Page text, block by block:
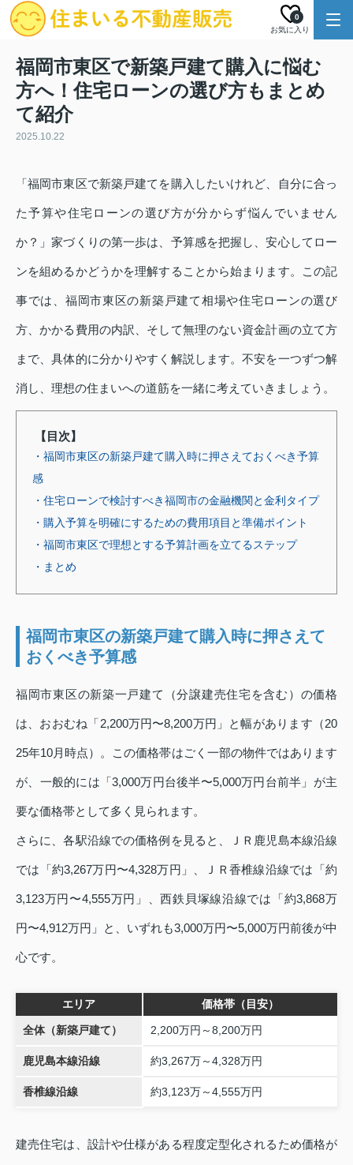
お気に入り
0
福岡市東区で新築戸建て購入に悩む
方へ！住宅ローンの選び方もまとめ
て紹介
2025.10.22
「福岡市東区で新築戸建てを購入したいけれど、自分に合っ
た予算や住宅ローンの選び方が分からず悩んでいません
か？」家づくりの第一歩は、予算感を把握し、安心してロー
ンを組めるかどうかを理解することから始まります。この記
事では、福岡市東区の新築戸建て相場や住宅ローンの選び
方、かかる費用の内訳、そして無理のない資金計画の立て方
まで、具体的に分かりやすく解説します。不安を一つずつ解
消し、理想の住まいへの道筋を一緒に考えていきましょう。
【目次】
・福岡市東区の新築戸建て購入時に押さえておくべき予算
感
・住宅ローンで検討すべき福岡市の金融機関と金利タイプ
・購入予算を明確にするための費用項目と準備ポイント
・福岡市東区で理想とする予算計画を立てるステップ
・まとめ
福岡市東区の新築戸建て購入時に押さえて
おくべき予算感
福岡市東区の新築一戸建て（分譲建売住宅を含む）の価格
は、おおむね「2,200万円〜8,200万円」と幅があります（20
25年10月時点）。この価格帯はごく一部の物件ではあります
が、一般的には「3,000万円台後半〜5,000万円台前半」が主
要な価格帯として多く見られます。
さらに、各駅沿線での価格例を見ると、ＪＲ鹿児島本線沿線
では「約3,267万円〜4,328万円」、ＪＲ香椎線沿線では「約
3,123万円〜4,555万円」、西鉄貝塚線沿線では「約3,868万
円〜4,912万円」と、いずれも3,000万円〜5,000万円前後が中
心です。
エリア 価格帯（目安）
全体（新築戸建て） 2,200万円～8,200万円
鹿児島本線沿線 約3,267万～4,328万円
香椎線沿線 約3,123万～4,555万円
建売住宅は、設計や仕様がある程度定型化されるため価格が